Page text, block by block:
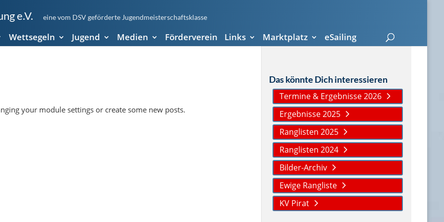
e.V. eine vom DSV geförderte Jugendmeisterschaftsklasse
Wettsegeln Jugend Medien Förderverein Links Marktplatz eSailing
your module settings or create some new posts.
Das könnte Dich interessieren
Termine & Ergebnisse 2026
Ergebnisse 2025
Ranglisten 2025
Ranglisten 2024
Bilder-Archiv
Ewige Rangliste
KV Pirat